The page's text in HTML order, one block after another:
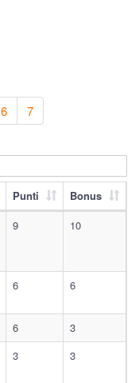
6 7
Punti
Bonus
9 10
6 6
6
3
3 3